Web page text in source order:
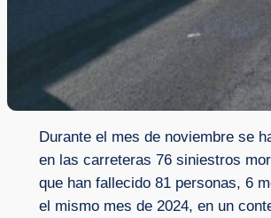
Durante el mes de noviembre se
en las carreteras 76 siniestros
que han fallecido 81 personas, 6
el mismo mes de 2024, en un